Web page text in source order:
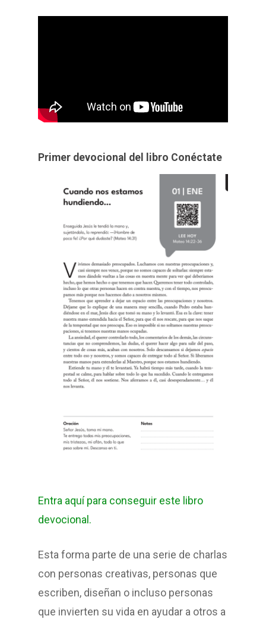
Primer devocional del libro Conéctate
Entra aquí para conseguir este libro
devocional.
Esta forma parte de una serie de charlas
con personas creativas, personas que
escriben, diseñan o incluso personas
que invierten su vida en ayudar a otros a